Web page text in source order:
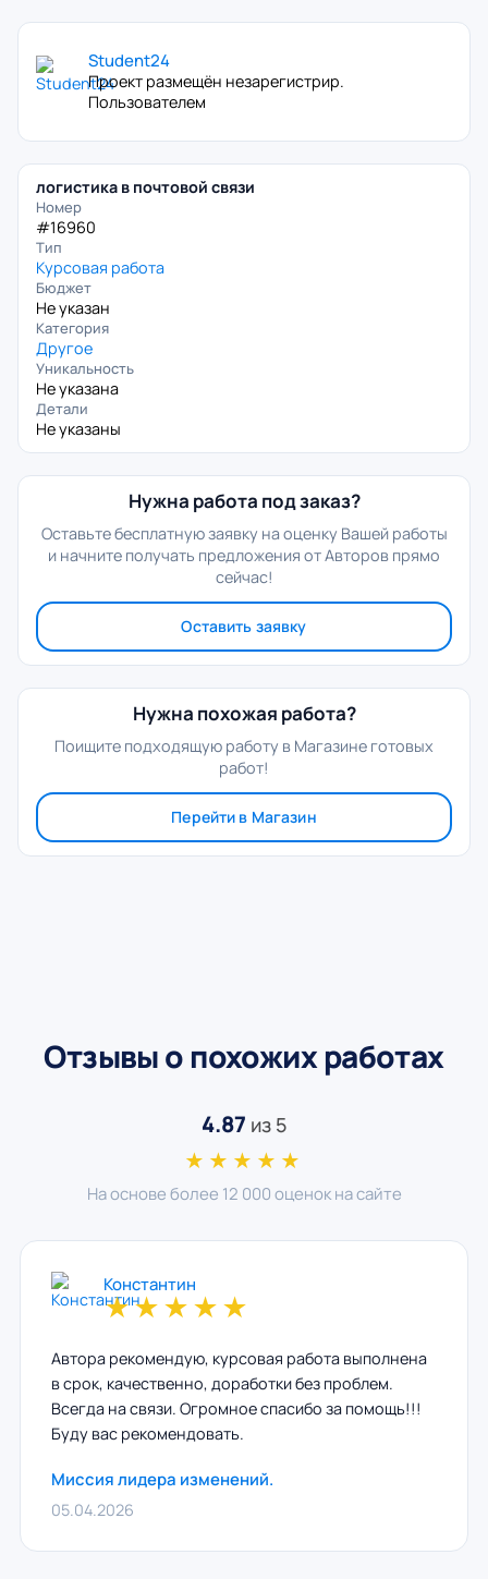
Student24
Проект размещён незарегистрир.
Пользователем
логистика в почтовой связи
Номер
#16960
Тип
Курсовая работа
Бюджет
Не указан
Категория
Другое
Уникальность
Не указана
Детали
Не указаны
Нужна работа под заказ?
Оставьте бесплатную заявку на оценку Вашей работы
и начните получать предложения от Авторов прямо
сейчас!
Оставить заявку
Нужна похожая работа?
Поищите подходящую работу в Магазине готовых
работ!
Перейти в Магазин
Отзывы о похожих работах
4.87 из 5
★★★★★
На основе более 12 000 оценок на сайте
Константин
★★★★★
Автора рекомендую, курсовая работа выполнена
в срок, качественно, доработки без проблем.
Всегда на связи. Огромное спасибо за помощь!!!
Буду вас рекомендовать.
Миссия лидера изменений.
05.04.2026